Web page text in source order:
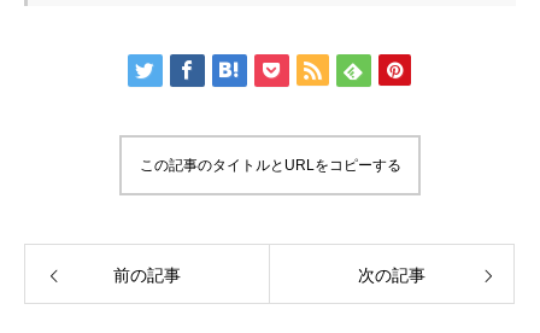
この記事のタイトルとURLをコピーする
前の記事 次の記事